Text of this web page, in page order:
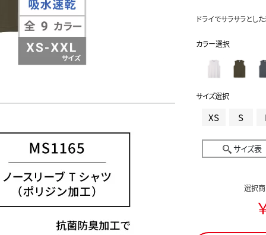
ドライでサラサラとし
カラー選択
サイズ選択
XS S
サイズ表
選択